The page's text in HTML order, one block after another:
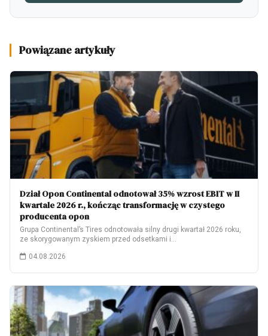
Powiązane artykuły
Dział Opon Continental odnotował 35% wzrost EBIT w II
kwartale 2026 r., kończąc transformację w czystego
producenta opon
Grupa Continental’s Tires odnotowała silny drugi kwartał 2026 roku,
ze skorygowanym zyskiem przed odsetkami i…
04.08.2026